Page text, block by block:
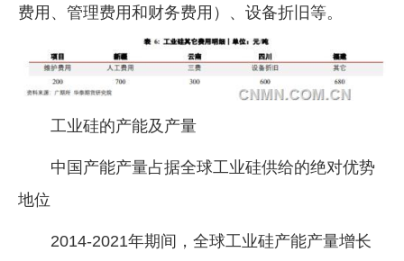
费用、管理费用和财务费用）、设备折旧等。
工业硅的产能及产量
中国产能产量占据全球工业硅供给的绝对优势
地位
2014-2021年期间，全球工业硅产能产量增长